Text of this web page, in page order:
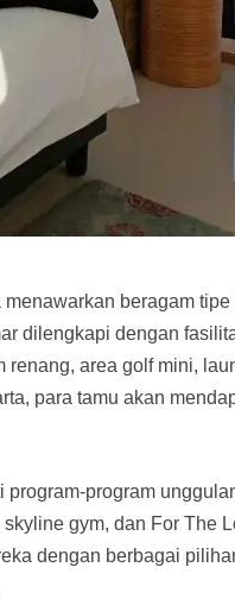
beragam
dilengkapi dengan
renang, area golf mini,
para tamu akan
program-program
gym, dan For The
dengan berbagai